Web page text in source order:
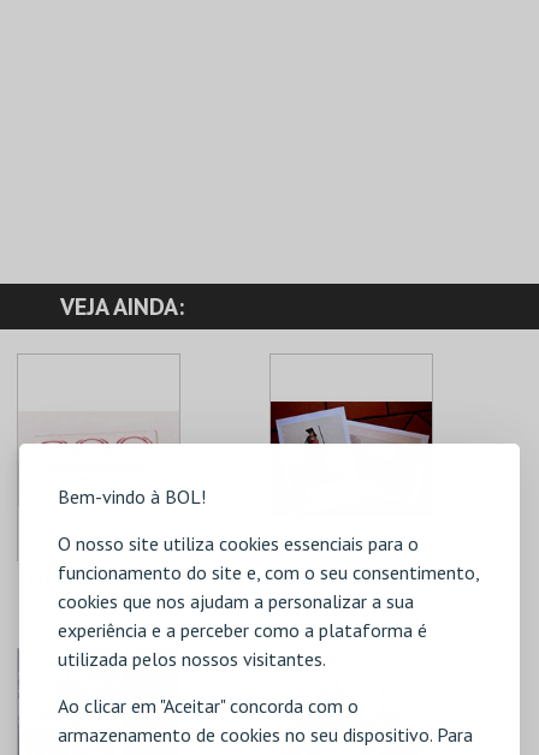
Bem-vindo à BOL!
O nosso site utiliza cookies essenciais para o
funcionamento do site e, com o seu consentimento,
cookies que nos ajudam a personalizar a sua
experiência e a perceber como a plataforma é
utilizada pelos nossos visitantes.
Ao clicar em "Aceitar" concorda com o
armazenamento de cookies no seu dispositivo. Para
VEJA AINDA:
PINS 200 ANOS
LINHAS DE TORRES
C. M. TORRES
VEDRAS
MAIS INFO
GRAVURA DO
CAMPONÊS
C. M. TORRES
VEDRAS
MAIS INFO